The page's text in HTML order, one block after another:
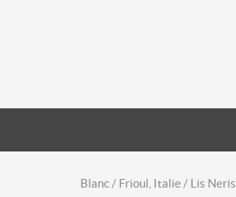
Blanc / Frioul, Italie / Lis Neris